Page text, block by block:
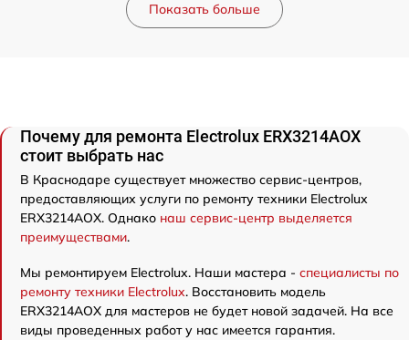
Показать больше
Почему для ремонта Electrolux ERX3214AOX
стоит выбрать нас
В Краснодаре существует множество сервис-центров,
предоставляющих услуги по ремонту техники Electrolux
ERX3214AOX. Однако наш сервис-центр выделяется
преимуществами.
Мы ремонтируем Electrolux. Наши мастера - специалисты по
ремонту техники Electrolux. Восстановить модель
ERX3214AOX для мастеров не будет новой задачей. На все
виды проведенных работ у нас имеется гарантия.